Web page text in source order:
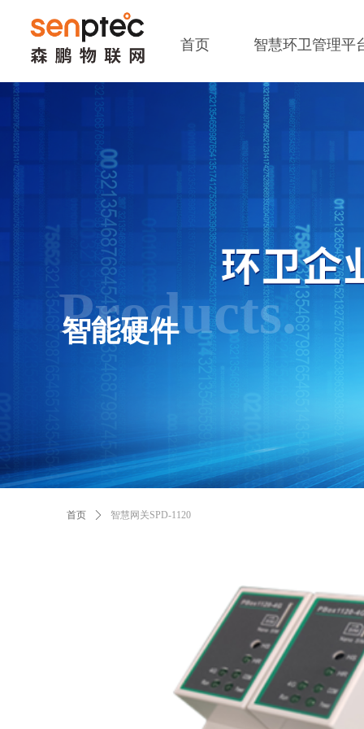
首页 智慧环卫管理平
首页 ꄲ 智慧网关SPD-1120
Products.
智能硬件